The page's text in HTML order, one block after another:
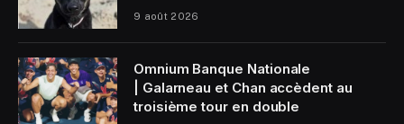
9 août 2026
Omnium Banque Nationale
| Galarneau et Chan accèdent au
troisième tour en double